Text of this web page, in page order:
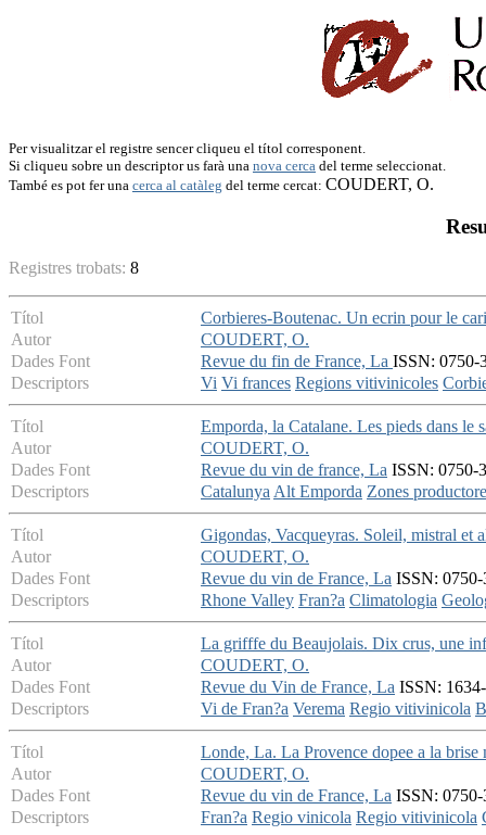
Per visualitzar el registre sencer cliqueu el títol corresponent.
Si cliqueu sobre un descriptor us farà una nova cerca del terme seleccionat.
També es pot fer una cerca al catàleg del terme cercat: COUDERT, O.
Registres trobats: 8
Títol
Corbieres-Boutenac. Un ecrin pour le
Autor
COUDERT, O.
Dades Font
Revue du fin de France, La ISSN: 0750-
Descriptors
Vi Vi frances Regions vitivinicoles
Títol
Emporda, la Catalane. Les pieds dans le
Autor
COUDERT, O.
Dades Font
Revue du vin de france, La ISSN: 0750-
Descriptors
CatalunyaAlt Emporda Zones
Títol
Gigondas, Vacqueyras. Soleil, mistral et
Autor
COUDERT, O.
Dades Font
Revue du vin de France, La ISSN:
Descriptors
Rhone Valley Fran?a Climatologia
Títol
La grifffe du Beaujolais. Dix crus, une
Autor
COUDERT, O.
Dades Font
Revue du Vin de France, La ISSN:
Descriptors
Vi de Fran?a Verema Regio vitivinicola
Títol
Londe, La. La Provence dopee a la brise
Autor
COUDERT, O.
Dades Font
Revue du vin de France, La ISSN:
Descriptors
Fran?a Regio vinicola Regio vitivinicola